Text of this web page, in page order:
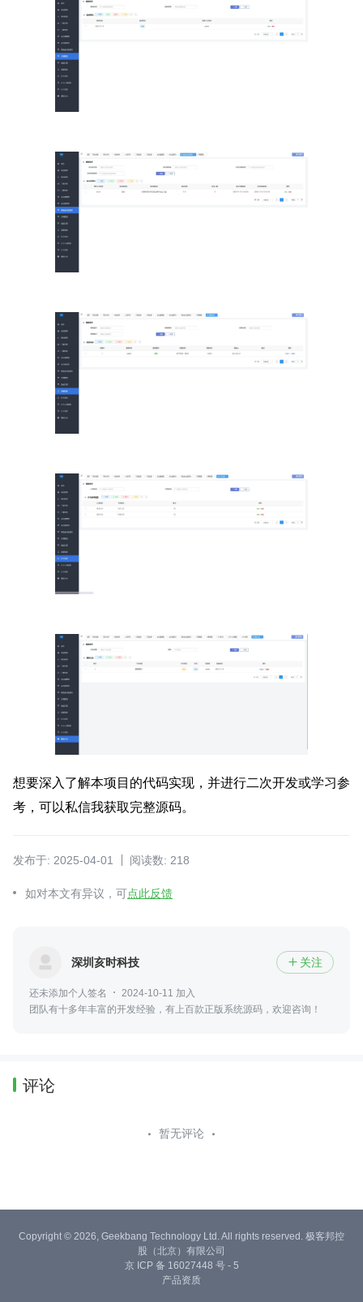
想要深入了解本项目的代码实现，并进行二次开发或学习参
考，可以私信我获取完整源码。
发布于: 2025-04-01 阅读数: 218
如对本文有异议，可点此反馈
深圳亥时科技  关注
还未添加个人签名
2024-10-11 加入
团队有十多年丰富的开发经验，有上百款正版系统源码，欢迎咨询！
评论
暂无评论
Copyright © 2026, Geekbang Technology Ltd. All rights reserved. 极客邦控
股（北京）有限公司
京 ICP 备 16027448 号 - 5
产品资质